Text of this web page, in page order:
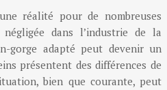
réalité pour de nombreuses
dans l’industrie de la
gorge adapté peut devenir un
présentent des différences de
bien que courante, peut